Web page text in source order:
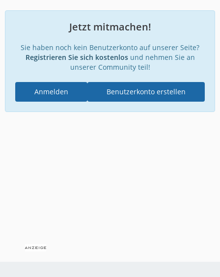
Jetzt mitmachen!
Sie haben noch kein Benutzerkonto auf unserer Seite?
Registrieren Sie sich kostenlosund nehmen Sie an
unserer Community teil!
Benutzerkonto erstellen
Anmelden